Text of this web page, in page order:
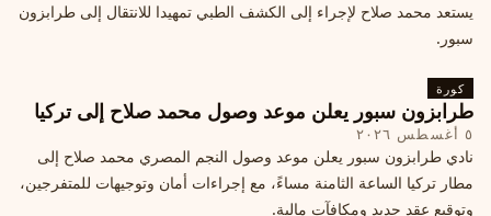
يستعد محمد صلاح لإجراء إلى الكشف الطبي تمهيدا للانتقال إلى طرابزون
سبور.
كورة
طرابزون سبور يعلن موعد وصول محمد صلاح إلى تركيا
٥ أغسطس ٢٠٢٦
نادي طرابزون سبور يعلن موعد وصول النجم المصري محمد صلاح إلى
مطار تركيا الساعة الثامنة مساءً، مع إجراءات أمان وتوجيهات للمتفرجين،
وتوقيع عقد جديد ومكافآت مالية.